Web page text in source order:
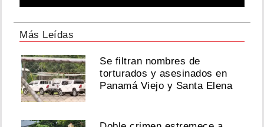
Más Leídas
Se filtran nombres de
torturados y asesinados en
Panamá Viejo y Santa Elena